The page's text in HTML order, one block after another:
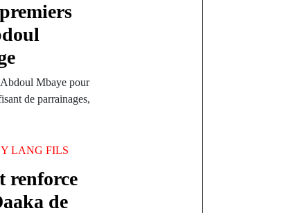
Mbaye pour
de parrainages,
LANG FILS
renforce
de